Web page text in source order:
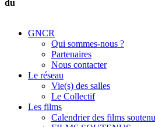
du
GNCR
Qui sommes-nous ?
Partenaires
Nous contacter
Le réseau
Vie(s) des salles
Le Collectif
Les films
Calendrier des films